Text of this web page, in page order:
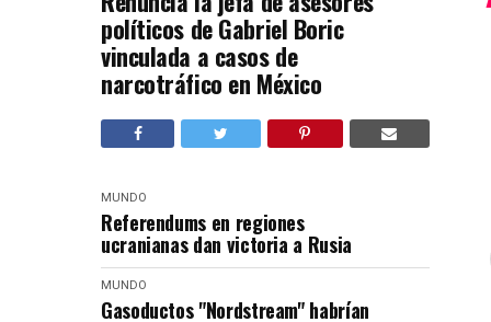
políticos de Gabriel Boric
vinculada a casos de
narcotráfico en México
MUNDO
Referendums en regiones
ucranianas dan victoria a Rusia
MUNDO
Gasoductos "Nordstream" habrían